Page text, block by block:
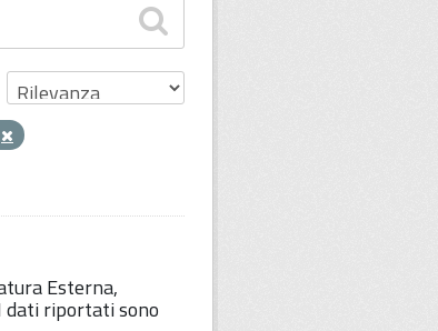
Esterna,
dati riportati sono